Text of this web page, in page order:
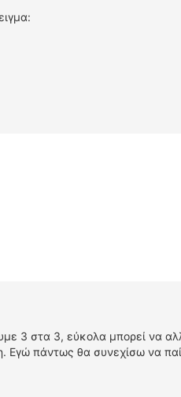
3 στα 3, εύκολα μπορεί να
Εγώ πάντως θα συνεχίσω να